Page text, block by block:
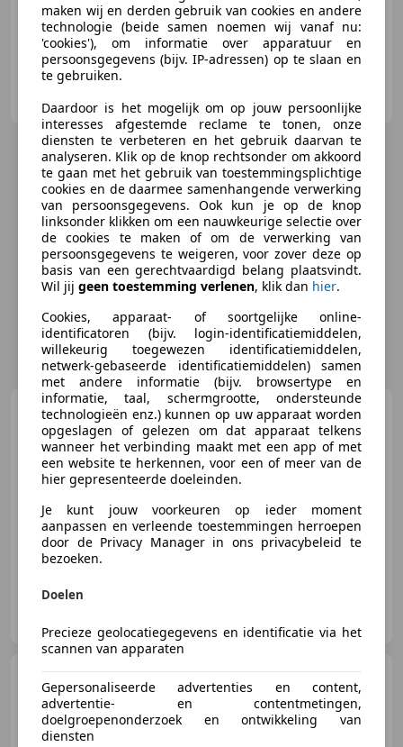
Terlouw Jaguar - Land Rover
NL-6678 PH OOSTERHOUT (GLD)
Daimler Double Six
Double
Six**BRG/Magnolia**orig.
59`km**1A+
€ 42.900
07/1992 59.887 km Benzine 195 kW (265 PK)
KH Handelsagentur
V12
maken wij en derden gebruik van cookies en andere
technologie (beide samen noemen wij vanaf nu:
'cookies'), om informatie over apparatuur en
persoonsgegevens (bijv. IP-adressen) op te slaan en
te gebruiken.
Daardoor is het mogelijk om op jouw persoonlijke
interesses afgestemde reclame te tonen, onze
diensten te verbeteren en het gebruik daarvan te
analyseren. Klik op de knop rechtsonder om akkoord
te gaan met het gebruik van toestemmingsplichtige
cookies en de daarmee samenhangende verwerking
van persoonsgegevens. Ook kun je op de knop
linksonder klikken om een nauwkeurige selectie over
de cookies te maken of om de verwerking van
persoonsgegevens te weigeren, voor zover deze op
basis van een gerechtvaardigd belang plaatsvindt.
Wil jij geen toestemming verlenen, klik dan hier.
Cookies, apparaat- of soortgelijke online-
identificatoren (bijv. login-identificatiemiddelen,
willekeurig toegewezen identificatiemiddelen,
netwerk-gebaseerde identificatiemiddelen) samen
met andere informatie (bijv. browsertype en
informatie, taal, schermgrootte, ondersteunde
technologieën enz.) kunnen op uw apparaat worden
opgeslagen of gelezen om dat apparaat telkens
wanneer het verbinding maakt met een app of met
een website te herkennen, voor een of meer van de
hier gepresenteerde doeleinden.
Je kunt jouw voorkeuren op ieder moment
aanpassen en verleende toestemmingen herroepen
door de Privacy Manager in ons privacybeleid te
bezoeken.
Doelen
Precieze geolocatiegegevens en identificatie via het
scannen van apparaten
Gepersonaliseerde advertenties en content,
advertentie- en contentmetingen,
doelgroepenonderzoek en ontwikkeling van
diensten